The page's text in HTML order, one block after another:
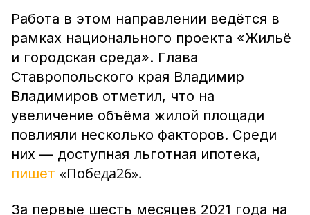
Работа в этом направлении ведётся в
рамках национального проекта «Жильё
и городская среда». Глава
Ставропольского края Владимир
Владимиров отметил, что на
увеличение объёма жилой площади
повлияли несколько факторов. Среди
них — доступная льготная ипотека,
пишет «Победа26».
За первые шесть месяцев 2021 года на